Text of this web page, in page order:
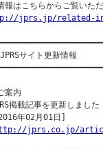
報はこちらからご覧いた
jprs.jp/related-
JPRSサイト更新情報
案内
掲載記事を更新しました
年02月01日]
jprs.co.jp/